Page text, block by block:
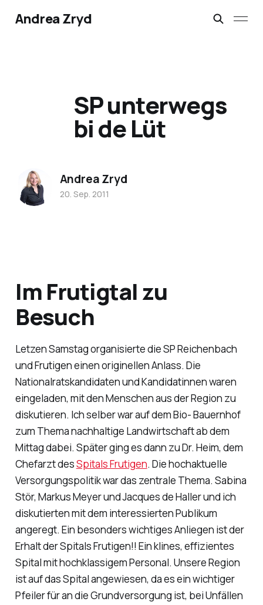
Andrea Zryd
Im Frutigtal zu
Besuch
Letzen Samstag organisierte die SP Reichenbach
und Frutigen einen originellen Anlass. Die
Nationalratskandidaten und Kandidatinnen waren
eingeladen, mit den Menschen aus der Region zu
diskutieren. Ich selber war auf dem Bio- Bauernhof
zum Thema nachhaltige Landwirtschaft ab dem
Mittag dabei. Später ging es dann zu Dr. Heim, dem
Chefarzt desSpitals Frutigen. Die hochaktuelle
Versorgungspolitik war das zentrale Thema. Sabina
Stör, Markus Meyer und Jacques de Haller und ich
diskutierten mit dem interessierten Publikum
angeregt. Ein besonders wichtiges Anliegen ist der
Erhalt der Spitals Frutigen!! Ein klines, effizientes
Spital mit hochklassigem Personal. Unsere Region
ist auf das Spital angewiesen, da es ein wichtiger
Pfeiler für an die Grundversorgung ist, bei Unfällen
SP unterwegs
bi de Lüt
Andrea Zryd
20. Sep. 2011